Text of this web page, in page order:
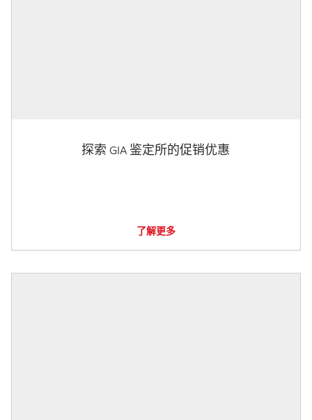
探索 GIA 鉴定所的促销优惠
了解更多